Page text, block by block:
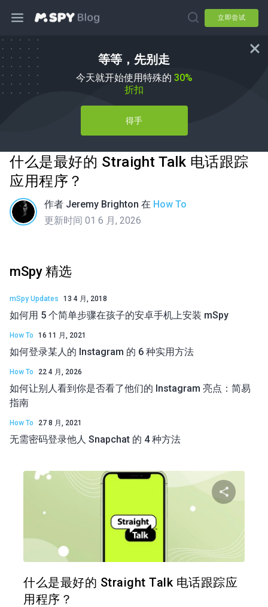
立即尝试
等等，先别走
今天就开始使用特殊的 30%
折扣
得手
什么是最好的 Straight Talk 电话跟踪
应用程序？
作者 Jeremy Brighton 在 How To
更新时间 01 6 月, 2026
mSpy 精选
mSpy Updates 13 4 月, 2018
如何用 5 个简单步骤在孩子的安卓手机上安装 mSpy
How To 16 11 月, 2021
如何登录某人的 Instagram 的 6 种实用方法
How To 22 4 月, 2026
如何让别人看到你是否看了他们的 Instagram 亮点：简易
指南
How To 27 8 月, 2021
无需密码登录他人 Snapchat 的 4 种方法
什么是最好的 Straight Talk 电话跟踪应
用程序？